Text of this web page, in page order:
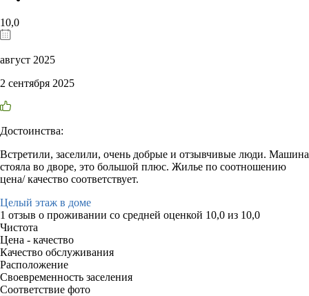
10,0
август 2025
2 сентября 2025
Достоинства:
Встретили, заселили, очень добрые и отзывчивые люди. Машина
стояла во дворе, это большой плюс. Жилье по соотношению
цена/ качество соответствует.
Целый этаж в доме
1 отзыв о проживании со средней оценкой 10,0 из 10,0
Чистота
Цена - качество
Качество обслуживания
Расположение
Своевременность заселения
Соответствие фото